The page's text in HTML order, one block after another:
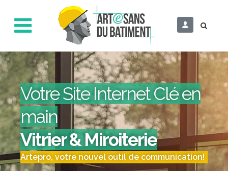
Votre Site Internet Clé en
main
Vitrier & Miroiterie
Artepro, votre nouvel outil de communication!